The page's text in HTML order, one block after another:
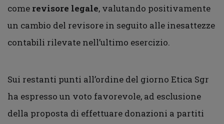
come revisore legale, valutando positivamente
un cambio del revisore in seguito alle inesattezze
contabili rilevate nell’ultimo esercizio.
Sui restanti punti all’ordine del giorno Etica Sgr
ha espresso un voto favorevole, ad esclusione
della proposta di effettuare donazioni a partiti